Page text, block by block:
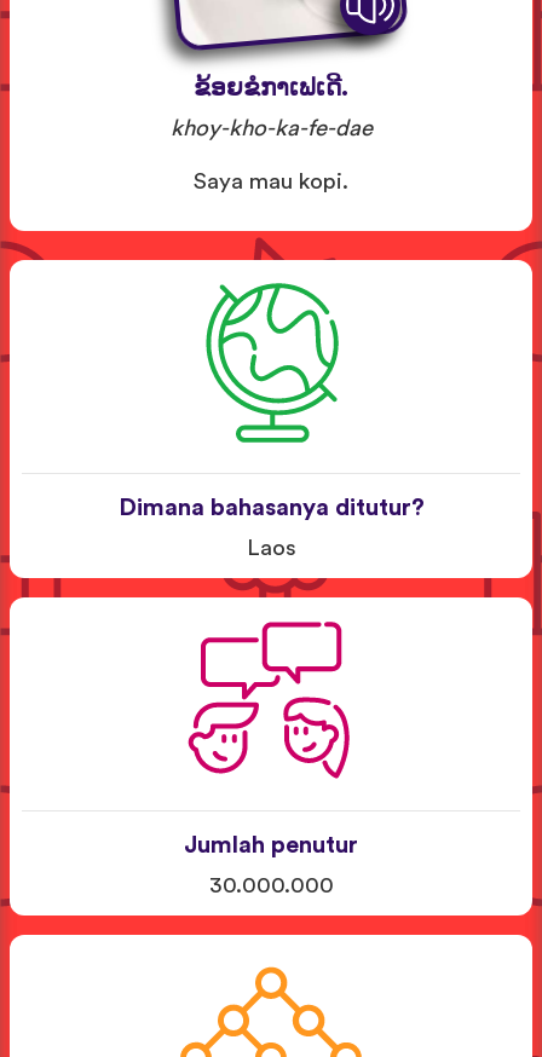
ຂ້ອຍຂໍກາເຟເດີ.
khoy-kho-ka-fe-dae
Saya mau kopi.
Dimana bahasanya ditutur?
Laos
Jumlah penutur
30.000.000